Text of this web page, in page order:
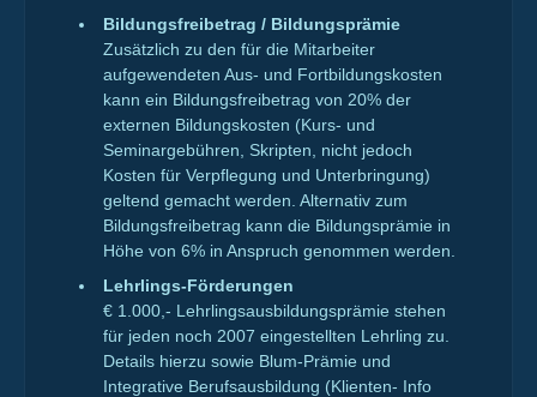
Bildungsfreibetrag / Bildungsprämie
Zusätzlich zu den für die Mitarbeiter
aufgewendeten Aus- und Fortbildungskosten
kann ein Bildungsfreibetrag von 20% der
externen Bildungskosten (Kurs- und
Seminargebühren, Skripten, nicht jedoch
Kosten für Verpflegung und Unterbringung)
geltend gemacht werden. Alternativ zum
Bildungsfreibetrag kann die Bildungsprämie in
Höhe von 6% in Anspruch genommen werden.
Lehrlings-Förderungen
€ 1.000,- Lehrlingsausbildungsprämie stehen
für jeden noch 2007 eingestellten Lehrling zu.
Details hierzu sowie Blum-Prämie und
Integrative Berufsausbildung (Klienten- Info